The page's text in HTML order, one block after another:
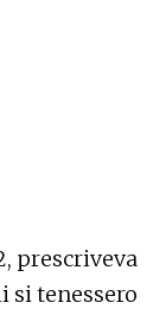
prescriveva
si tenessero